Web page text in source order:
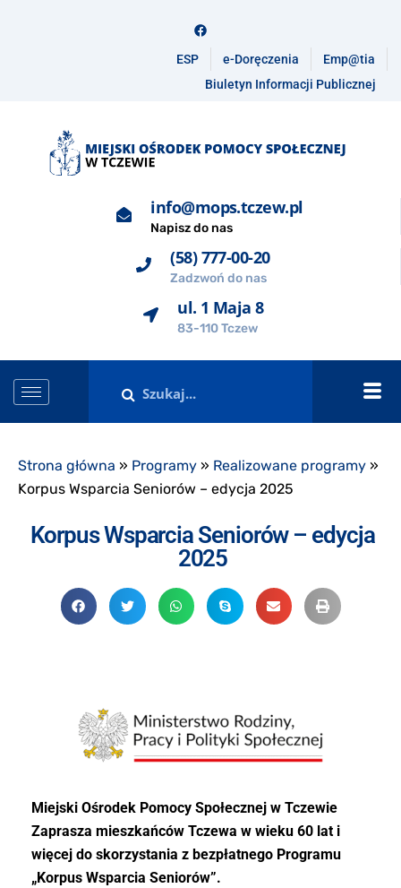
ESP e-Doręczenia
Emp@tia
Biuletyn Informacji Publicznej
info@mops.tczew.pl
Napisz do nas
(58) 777-00-20
Zadzwoń do nas
ul. 1 Maja 8
83-110 Tczew
Strona główna » Programy » Realizowane programy »
Korpus Wsparcia Seniorów – edycja 2025
Korpus Wsparcia Seniorów – edycja
2025
Miejski Ośrodek Pomocy Społecznej w Tczewie
Zaprasza mieszkańców Tczewa w wieku 60 lat i
więcej do skorzystania z bezpłatnego Programu
„Korpus Wsparcia Seniorów”.